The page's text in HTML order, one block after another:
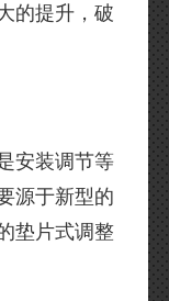
的提升，破
安装调节等
源于新型的
垫片式调整